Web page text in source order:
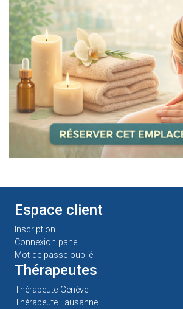
Espace client
Inscription
Connexion panel
Mot de passe oublié
Thérapeutes
Thérapeute Genève
Thérapeute Lausanne